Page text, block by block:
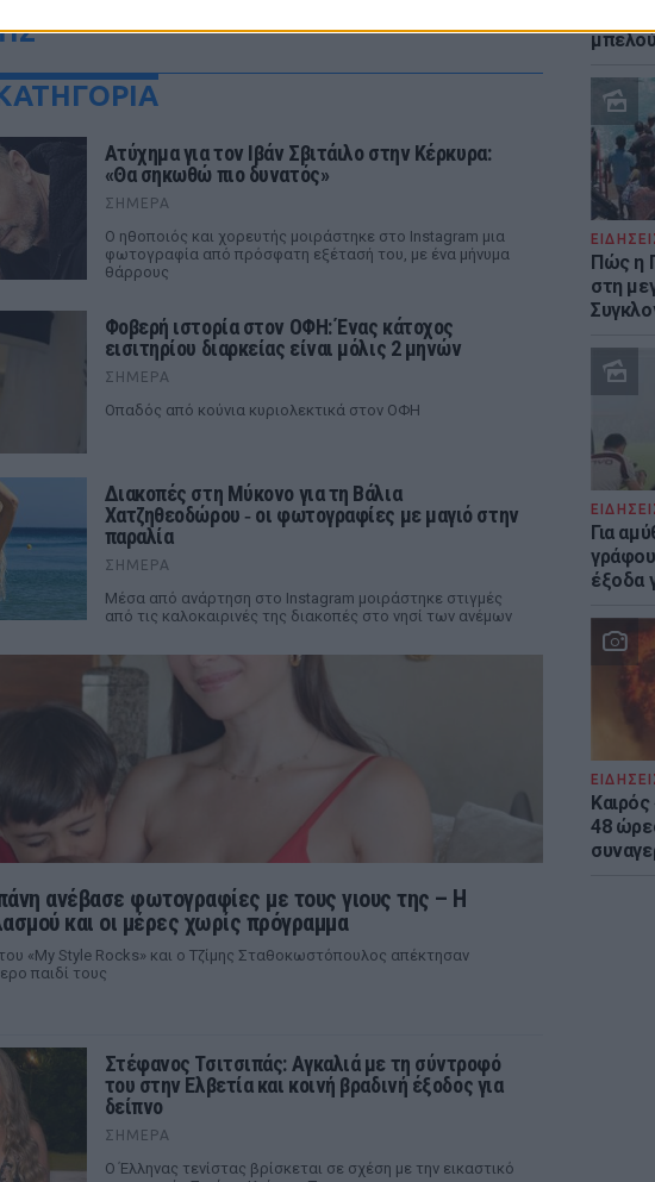
Πώς η
στη
Για
έξοδα
48
Ατύχημα για τον Ιβάν Σβιτάιλο στην Κέρκυρα:
«Θα σηκωθώ πιο δυνατός»
ΣΉΜΕΡΑ
Ο ηθοποιός και χορευτής μοιράστηκε στο Instagram μια
φωτογραφία από πρόσφατη εξέτασή του, με ένα μήνυμα
θάρρους
Φοβερή ιστορία στον ΟΦΗ: Ένας κάτοχος
εισιτηρίου διαρκείας είναι μόλις 2 μηνών
ΣΉΜΕΡΑ
Οπαδός από κούνια κυριολεκτικά στον ΟΦΗ
Διακοπές στη Μύκονο για τη Βάλια
Χατζηθεοδώρου ‑ οι φωτογραφίες με μαγιό στην
παραλία
ΣΉΜΕΡΑ
Μέσα από ανάρτηση στο Instagram μοιράστηκε στιγμές
από τις καλοκαιρινές της διακοπές στο νησί των ανέμων
ανέβασε φωτογραφίες με τους γιους της – Η
και οι μέρες χωρίς πρόγραμμα
«My Style Rocks» και ο Τζίμης Σταθοκωστόπουλος απέκτησαν
παιδί τους
Στέφανος Τσιτσιπάς: Αγκαλιά με τη σύντροφό
του στην Ελβετία και κοινή βραδινή έξοδος για
δείπνο
ΣΉΜΕΡΑ
Ο Έλληνας τενίστας βρίσκεται σε σχέση με την εικαστικό